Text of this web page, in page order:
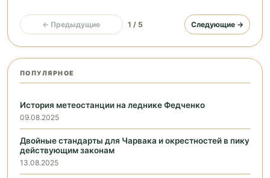
← Предыдущие 1 / 5 Следующие →
ПОПУЛЯРНОЕ
История метеостанции на леднике Федченко
09.08.2025
Двойные стандарты для Чарвака и окрестностей в пику
действующим законам
13.08.2025